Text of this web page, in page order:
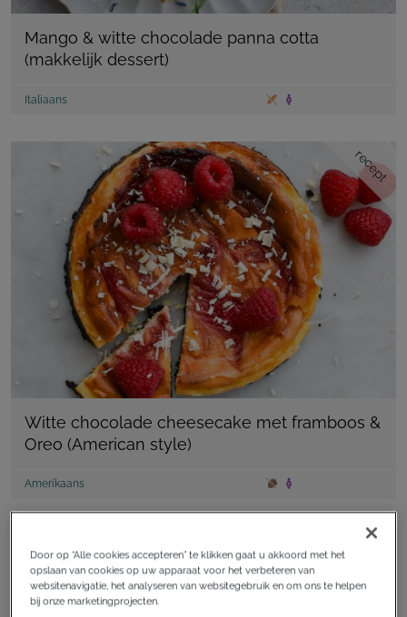
Mango & witte chocolade panna cotta
(makkelijk dessert)
Italiaans
recept
Witte chocolade cheesecake met framboos &
Oreo (American style)
Amerikaans
recept
Door op “Alle cookies accepteren” te klikken gaat u akkoord met het
opslaan van cookies op uw apparaat voor het verbeteren van
websitenavigatie, het analyseren van websitegebruik en om ons te helpen
bij onze marketingprojecten.